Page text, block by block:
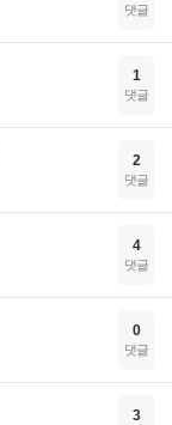
댓글
1
댓글
2
댓글
4
댓글
0
댓글
3